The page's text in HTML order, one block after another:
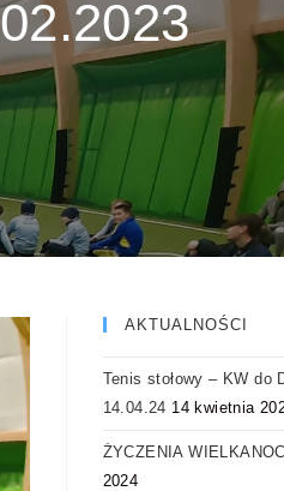
AKTUALNOŚCI
Tenis stołowy – KW do
14.04.24 14 kwietnia
ŻYCZENIA
2024